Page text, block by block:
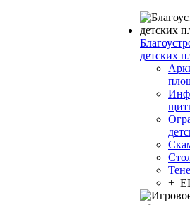
детских
+